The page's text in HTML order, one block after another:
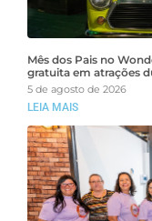
Mês dos Pais no
gratuita em atrações
5 de agosto de 2026
LEIA MAIS